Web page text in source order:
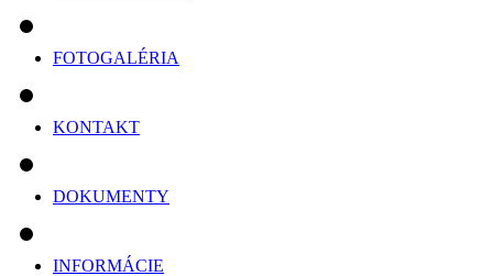
FOTOGALÉRIA
KONTAKT
DOKUMENTY
INFORMÁCIE